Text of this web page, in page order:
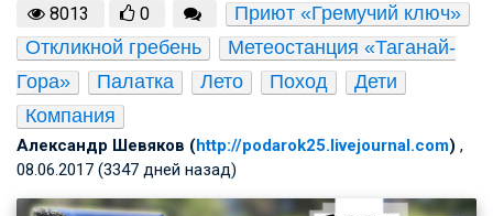
8013 0
Приют «Гремучий ключ»
Откликной гребень
Метеостанция «Таганай-
Гора»
Палатка Лето Поход
Дети
Компания
Александр Шевяков (http://podarok25.livejournal.com) ,
08.06.2017 (3347 дней назад)